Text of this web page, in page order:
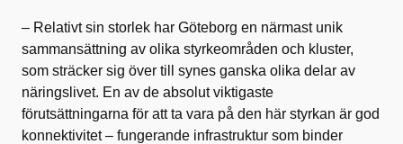
– Relativt sin storlek har Göteborg en närmast unik
sammansättning av olika styrkeområden och kluster,
som sträcker sig över till synes ganska olika delar av
näringslivet. En av de absolut viktigaste
förutsättningarna för att ta vara på den här styrkan är god
konnektivitet – fungerande infrastruktur som binder